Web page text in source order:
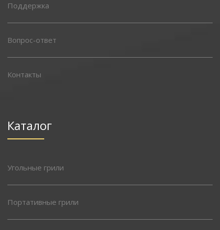
Поддержка
Вопрос-ответ
Контакты
Каталог
Угольные грили
Портативные грили